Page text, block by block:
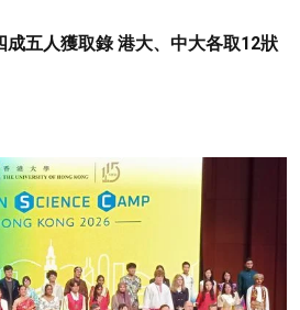
成五人獲取錄 港大、中大各取12狀